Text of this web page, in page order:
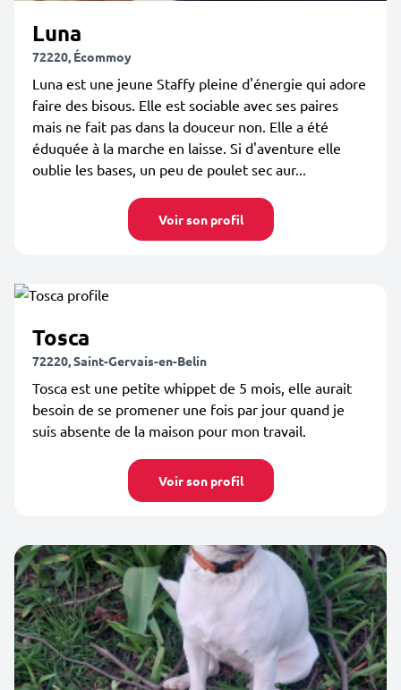
Luna
72220, Écommoy
Luna est une jeune Staffy pleine d'énergie qui adore
faire des bisous. Elle est sociable avec ses paires
mais ne fait pas dans la douceur non. Elle a été
éduquée à la marche en laisse. Si d'aventure elle
oublie les bases, un peu de poulet sec aur...
Voir son profil
Tosca
72220, Saint-Gervais-en-Belin
Tosca est une petite whippet de 5 mois, elle aurait
besoin de se promener une fois par jour quand je
suis absente de la maison pour mon travail.
Voir son profil